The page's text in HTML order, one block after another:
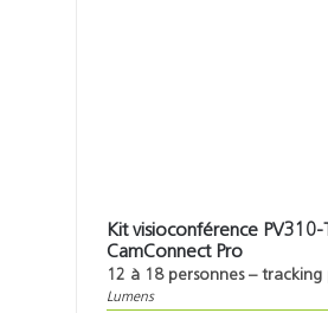
Kit visioconférence PV310-
CamConnect Pro
12 à 18 personnes – tracking
Lumens